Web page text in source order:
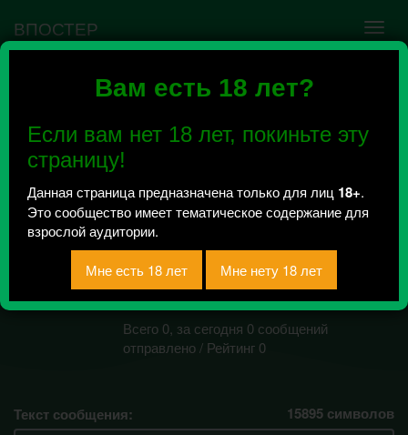
Вам есть 18 лет?
Если вам нет 18 лет, покиньте эту
страницу!
Данная страница предназначена только для лиц 18+.
Это сообщество имеет тематическое содержание для
взрослой аудитории.
ВПОСТЕР
Ошибка VK API #5
сообщества нужно авторизоваться на сервисе
повторно.
HOT SWEETS|
ШКУРЫ | СЛИВЫ |
РАЗВОДЫ | не
ПОРНО
Всего 0, за сегодня 0 сообщений
отправлено / Рейтинг 0
Текст сообщения: 15895 символов